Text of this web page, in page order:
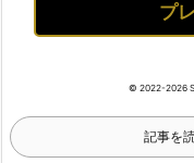
プ
© 2022-2026
記事を